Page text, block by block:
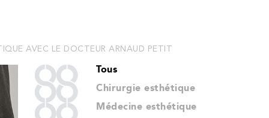
AVEC LE DOCTEUR ARNAUD PETIT
Tous
Chirurgie esthétique
Médecine esthétique